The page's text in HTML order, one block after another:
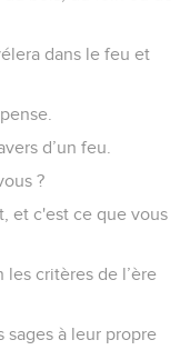
dans le feu et
d’un feu.
?
et c'est ce que vous
critères de l’ère
sages à leur propre